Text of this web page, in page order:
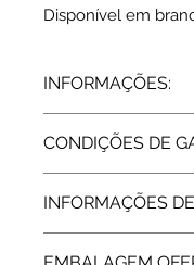
Disponível em
INFORMAÇÕES:
Comprimento: 40 +
Espessura: 0,7 mm |
gr
Espessura: 1,0 mm |
gr
Acabamento: Branco
CONDIÇÕES DE
do Ouro estão
Garantia de
assegurada pelas
INFORMAÇÕES